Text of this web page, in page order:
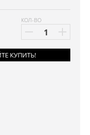
КОЛ-ВО
КУПИТЬ!